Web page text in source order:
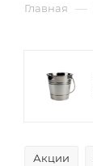
Главная —
Акции